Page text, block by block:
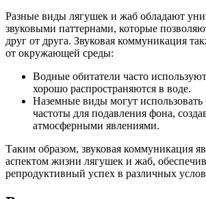
Разные виды лягушек и жаб обладают
звуковыми паттернами, которые
друг от друга. Звуковая коммуникация
от окружающей среды:
Водные обитатели часто
хорошо распространяются в воде.
Наземные виды могут использовать
частоты для подавления фона,
атмосферными явлениями.
Таким образом, звуковая коммуникация
аспектом жизни лягушек и жаб,
репродуктивный успех в различных